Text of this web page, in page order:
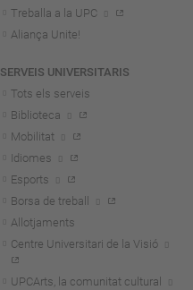
Treballa a la UPC
Aliança Unite!
SERVEIS UNIVERSITARIS
Tots els serveis
Biblioteca
Mobilitat
Idiomes
Esports
Borsa de treball
Allotjaments
Centre Universitari de la Visió
UPCArts, la comunitat cultural